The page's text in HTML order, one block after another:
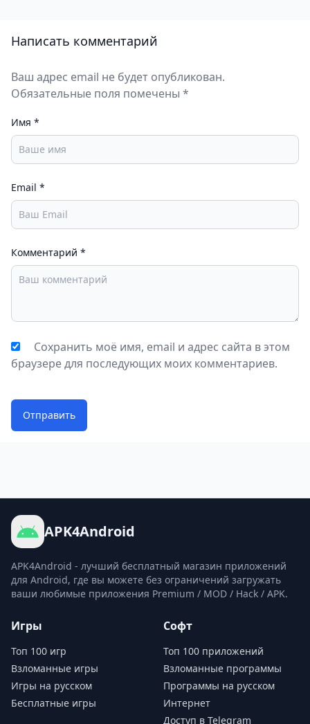
Написать комментарий
Ваш адрес email не будет опубликован.
Обязательные поля помечены *
Имя *
Email *
Комментарий *
Сохранить моё имя, email и адрес сайта в этом
браузере для последующих моих комментариев.
Отправить
APK4Android
APK4Android - лучший бесплатный магазин приложений
для Android, где вы можете без ограничений загружать
ваши любимые приложения Premium / MOD / Hack / APK.
Игры
Топ 100 игр
Взломанные игры
Игры на русском
Бесплатные игры
Софт
Топ 100 приложений
Взломанные программы
Программы на русском
Интернет
Доступ в Telegram